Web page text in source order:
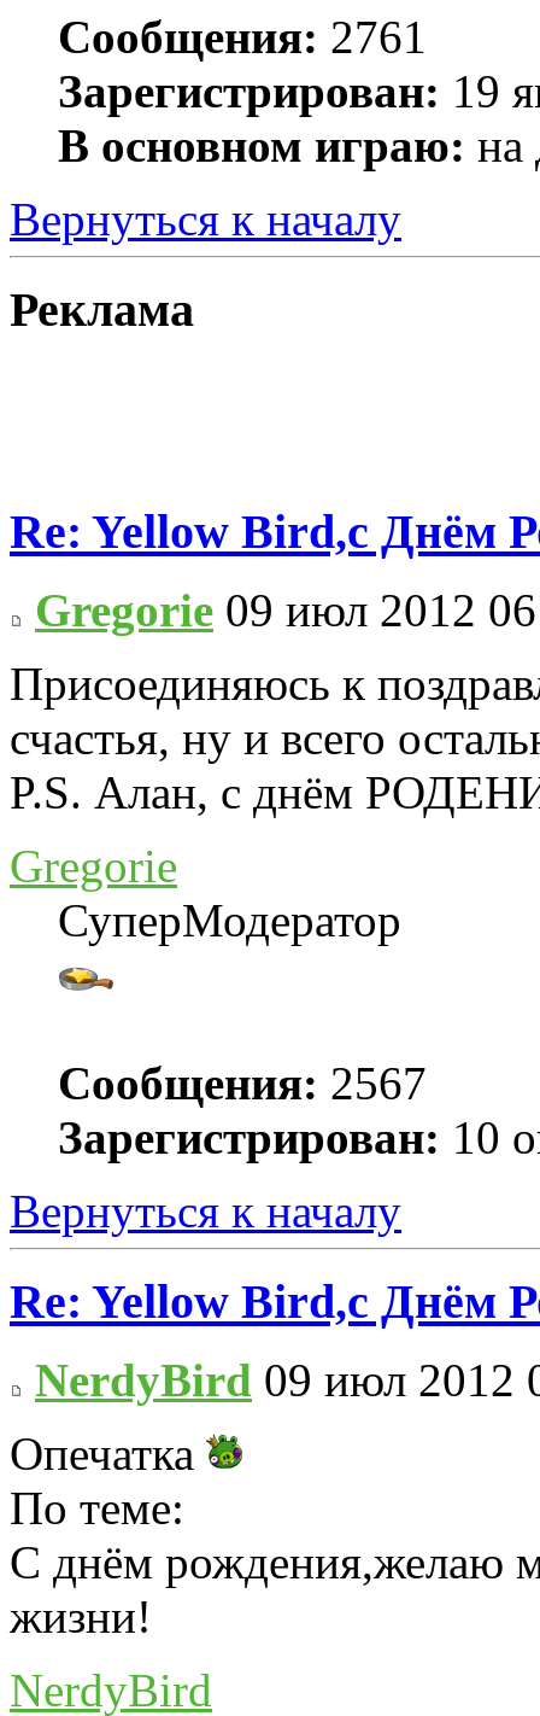
Сообщения: 2761
Зарегистрирован: 19
В основном играю: на
Вернуться к началу
Реклама
Re: Yellow Bird,с Днём
Gregorie 09 июл 2012
Присоединяюсь к
счастья, ну и всего
P.S. Алан, с днём
Gregorie
СуперМодератор
Сообщения: 2567
Зарегистрирован: 10
Вернуться к началу
Re: Yellow Bird,с Днём
NerdyBird 09 июл 2012
Опечатка
По теме:
С днём рождения,желаю
жизни!
NerdyBird